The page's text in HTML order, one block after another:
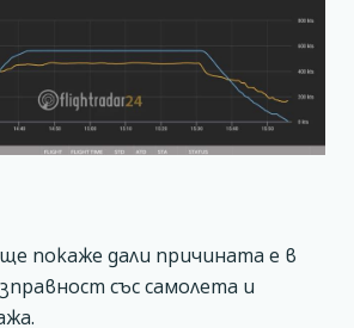
покаже дали причината е в
със самолета и